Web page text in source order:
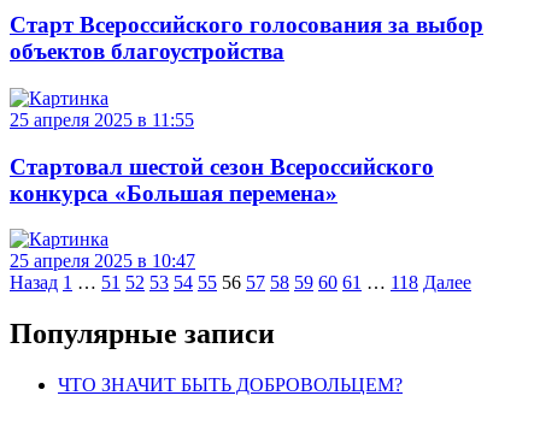
Старт Всероссийского голосования за выбор
объектов благоустройства
25 апреля 2025 в 11:55
Стартовал шестой сезон Всероссийского
конкурса «Большая перемена»
25 апреля 2025 в 10:47
Навигация
по
записям
Назад 1 … 51 52 53 54 55 56 57 58 59 60 61 … 118 Далее
Популярные записи
ЧТО ЗНАЧИТ БЫТЬ ДОБРОВОЛЬЦЕМ?